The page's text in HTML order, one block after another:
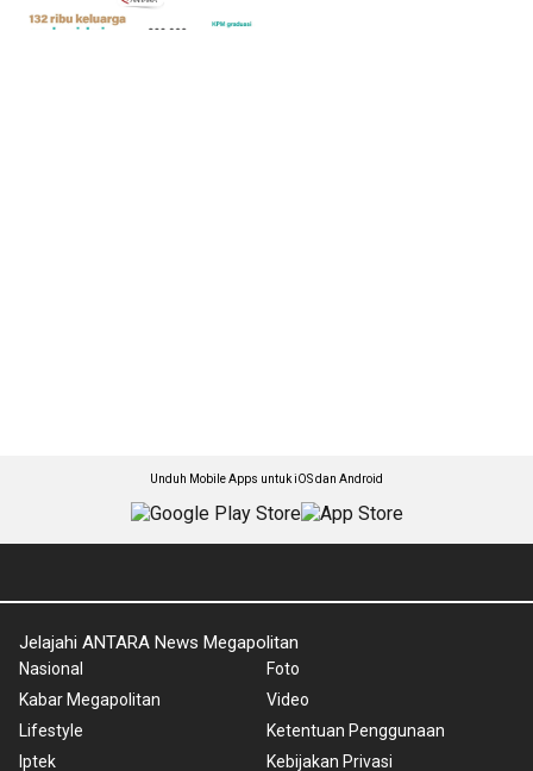
Unduh Mobile Apps untuk iOS dan Android
Jelajahi ANTARA News Megapolitan
Nasional
Kabar Megapolitan
Lifestyle
Iptek
Foto
Video
Ketentuan Penggunaan
Kebijakan Privasi